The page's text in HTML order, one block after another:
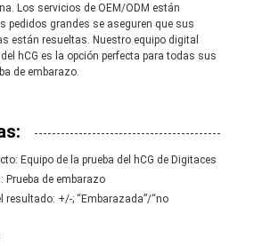
Los servicios de OEM/ODM están
pedidos grandes se aseguren que sus
están resueltas. Nuestro equipo digital
hCG es la opción perfecta para todas sus
de embarazo.
Equipo de la prueba del hCG de Digitaces
Prueba de embarazo
resultado: +/-; “Embarazada”/“no